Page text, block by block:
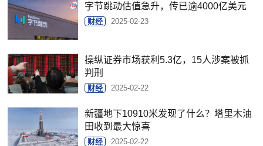
字节跳动估值急升，传已逾4000亿美元
财经 2025-02-23
操纵证券市场获利5.3亿，15人涉案被抓
判刑
财经 2025-02-22
新疆地下10910米发现了什么？塔里木油
田收到最大惊喜
财经 2025-02-22